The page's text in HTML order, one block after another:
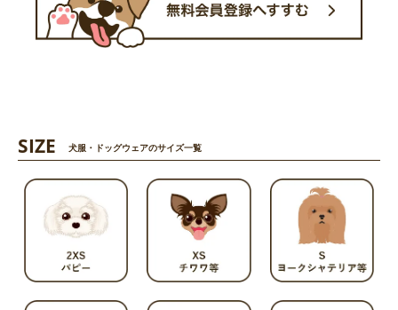
SIZE 犬服・ドッグウェアのサイズ一覧